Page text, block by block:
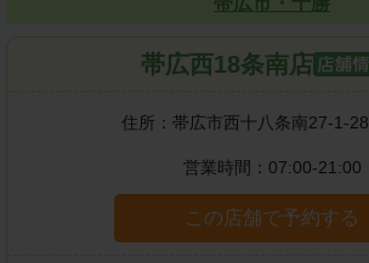
帯広西18条南店
住所： 帯広市西十八条南27-1-28
営業時間： 07:00-21:00
この店舗で予約する